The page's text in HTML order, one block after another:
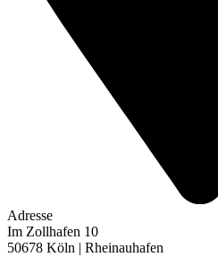
Adresse
Im Zollhafen 10
50678 Köln | Rheinauhafen